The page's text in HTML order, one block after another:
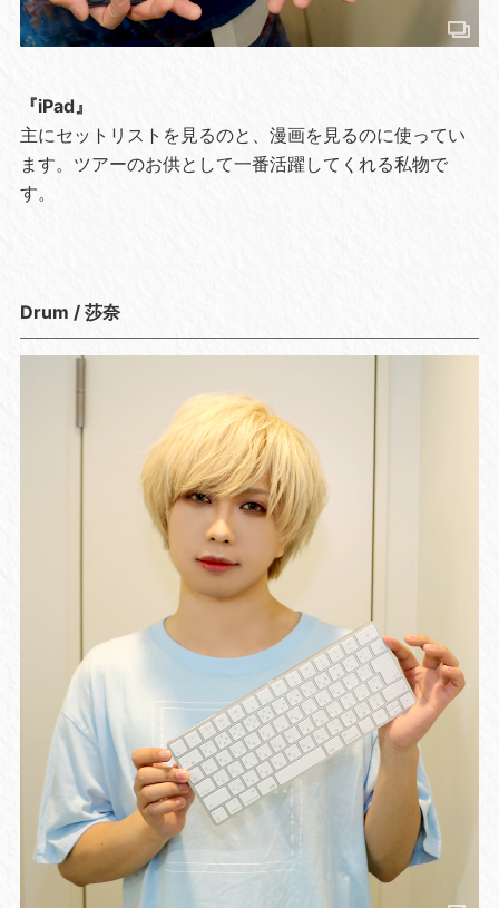
『iPad』
主にセットリストを見るのと、漫画を見るのに使ってい
ます。ツアーのお供として一番活躍してくれる私物で
す。
Drum / 莎奈